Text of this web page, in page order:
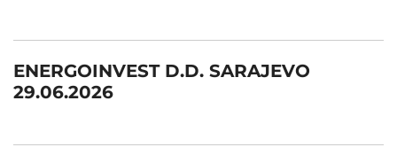
ENERGOINVEST D.D. SARAJEVO
29.06.2026